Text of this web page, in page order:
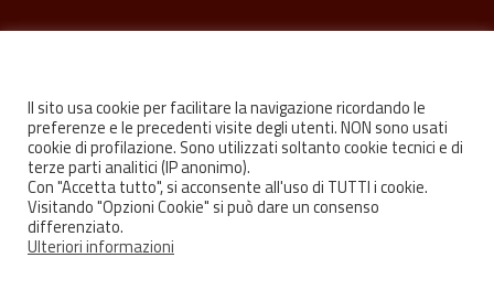
FacebookYoutubeInstagram
Il sito usa cookie per facilitare la navigazione ricordando le
preferenze e le precedenti visite degli utenti. NON sono usati
cookie di profilazione. Sono utilizzati soltanto cookie tecnici e di
terze parti analitici (IP anonimo).
Con "Accetta tutto", si acconsente all'uso di TUTTI i cookie.
Visitando "Opzioni Cookie" si può dare un consenso
differenziato.
Ulteriori informazioni